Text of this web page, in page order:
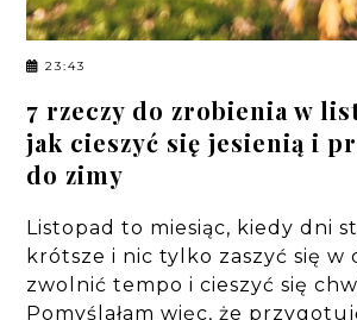
23:43
7 rzeczy do zrobienia w
jak cieszyć się jesienią i
do zimy
Listopad to miesiąc, kiedy dni
krótsze i nic tylko zaszyć się w
zwolnić tempo i cieszyć się
Pomyślałam więc, że